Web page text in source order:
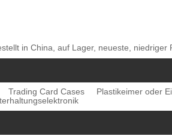
in China, auf Lager, neueste, niedriger
Trading Card Cases
Plastikeimer oder